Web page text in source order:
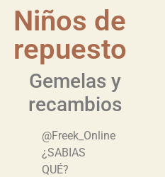
Niños de
repuesto
Gemelas y
recambios
@Freek_Online
¿SABIAS
QUÉ?